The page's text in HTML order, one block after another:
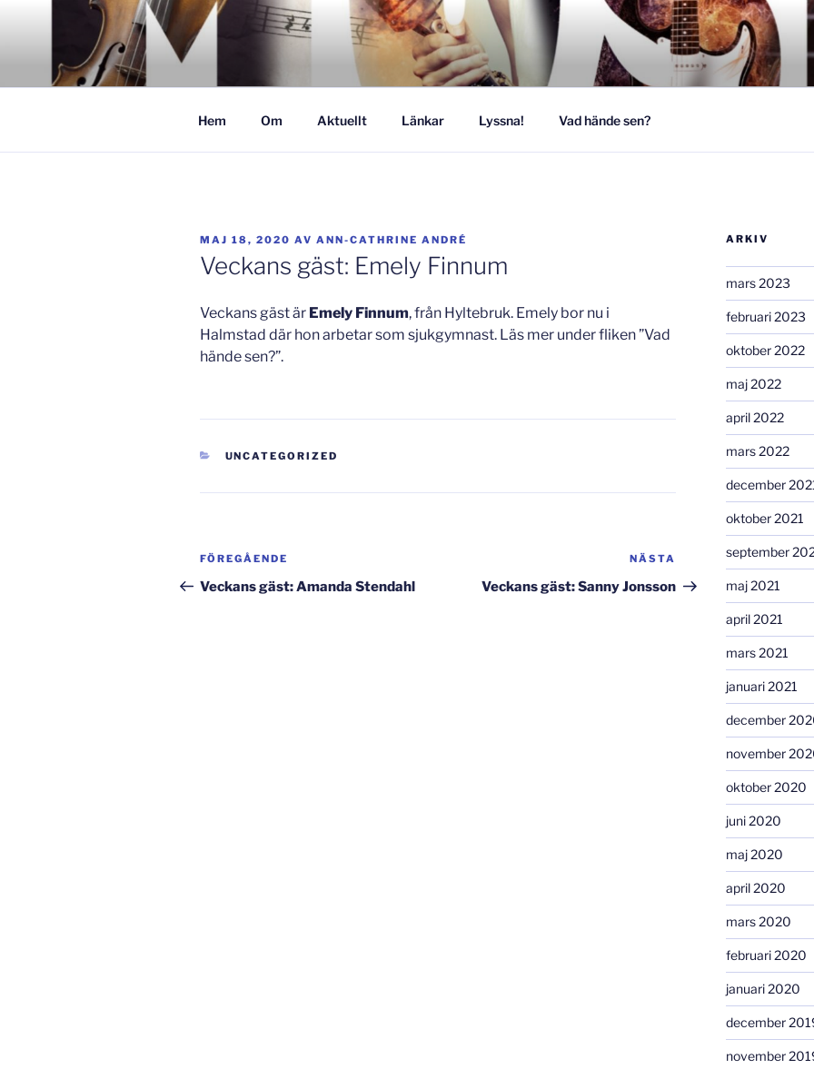
GISLAVEDMUSIKESTET
Hem Om Aktuellt Länkar Lyssna! Vad hände sen?
PUBLICERAT
MAJ 18, 2020 AV ANN-CATHRINE ANDRÉ
Veckans gäst: Emely Finnum
Veckans gäst är Emely Finnum, från Hyltebruk. Emely bor nu i
Halmstad där hon arbetar som sjukgymnast. Läs mer under fliken ”Vad
hände sen?”.
KATEGORIER
UNCATEGORIZED
Inläggsnavigering
Föregående
inlägg
FÖREGÅENDE
Veckans gäst: Amanda Stendahl
inlägg
NÄSTA
Veckans gäst: Sanny Jonsson
ARKIV
mars 2023
februari 2023
oktober 2022
maj 2022
april 2022
mars 2022
december
oktober 2021
september
maj 2021
april 2021
mars 2021
januari 2021
december
november
oktober 2020
juni 2020
maj 2020
april 2020
mars 2020
februari 2020
januari 2020
december
november